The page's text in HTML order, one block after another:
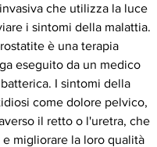
che utilizza la luce
i sintomi della malattia.
è una terapia
eseguito da un medico
I sintomi della
come dolore pelvico,
il retto o l'uretra, che
migliorare la loro qualità